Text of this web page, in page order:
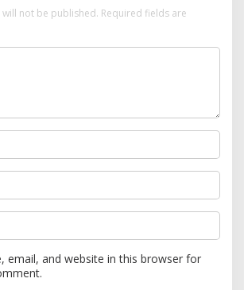
not be published. Required fields are
email, and website in this browser for